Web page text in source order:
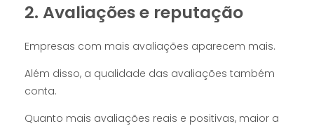
2. Avaliações e reputação
Empresas com mais avaliações aparecem mais.
Além disso, a qualidade das avaliações também
conta.
Quanto mais avaliações reais e positivas, maior a